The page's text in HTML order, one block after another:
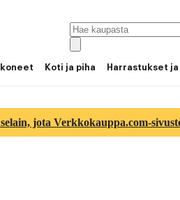
Koti ja piha Harrastukset
jota Verkkokauppa.com-